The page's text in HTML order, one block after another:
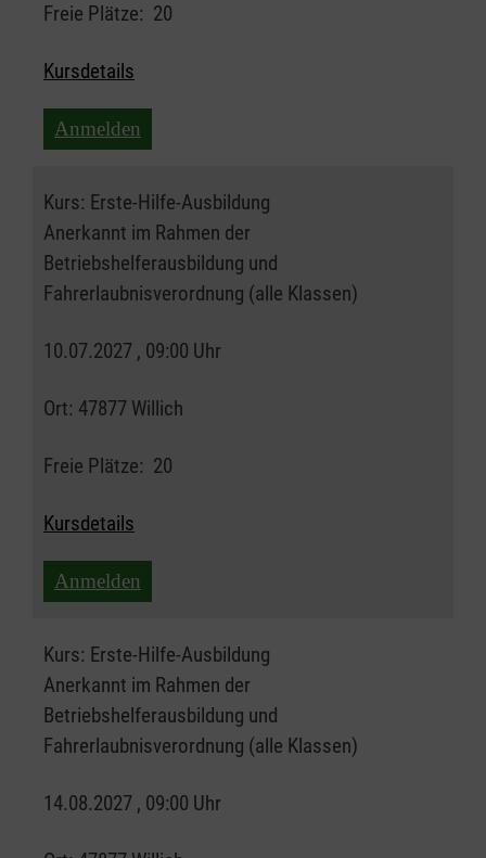
Freie Plätze: 20
Kursdetails
Anmelden
Kurs: Erste-Hilfe-Ausbildung
Anerkannt im Rahmen der
Betriebshelferausbildung und
Fahrerlaubnisverordnung (alle Klassen)
10.07.2027 , 09:00 Uhr
Ort: 47877 Willich
Freie Plätze: 20
Kursdetails
Anmelden
Kurs: Erste-Hilfe-Ausbildung
Anerkannt im Rahmen der
Betriebshelferausbildung und
Fahrerlaubnisverordnung (alle Klassen)
14.08.2027 , 09:00 Uhr